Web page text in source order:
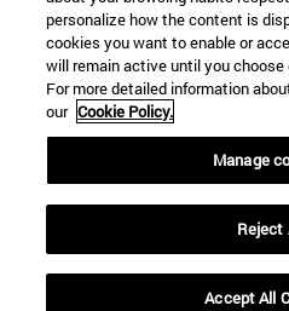
personalize how the content is
cookies you want to enable or
will remain active until you
For more detailed information
our Cookie Policy.
Manage
Reject
Accept All